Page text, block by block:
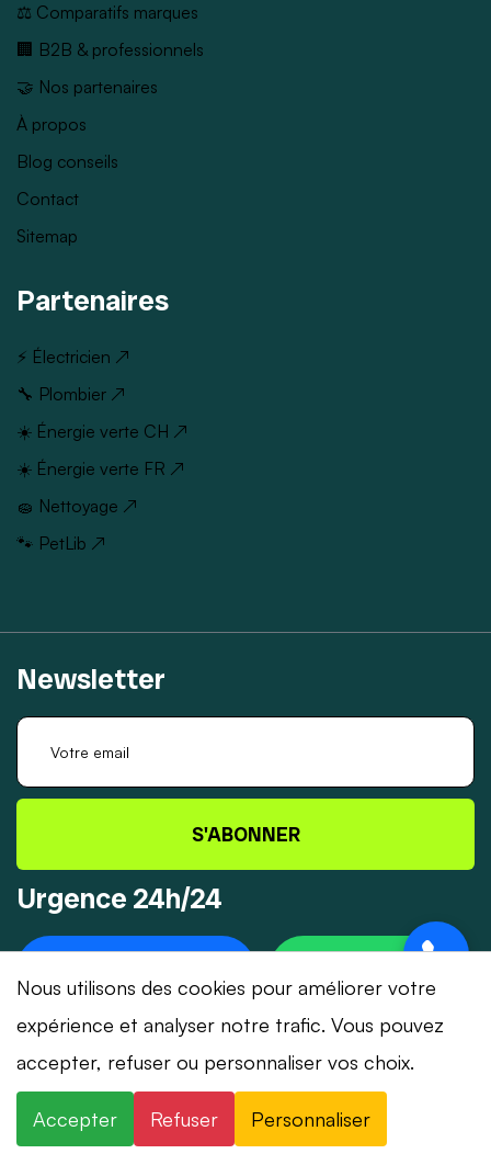
⚖️ Comparatifs marques
🏢 B2B & professionnels
🤝 Nos partenaires
À propos
Blog conseils
Contact
Sitemap
Partenaires
⚡ Électricien ↗
🔧 Plombier ↗
☀️ Énergie verte CH ↗
☀️ Énergie verte FR ↗
🧽 Nettoyage ↗
🐾 PetLib ↗
Newsletter
S'ABONNER
Urgence 24h/24
© 2026 Dépannage-Serrurier.ch - Tous droits
réservés | Suisse romande
Nous utilisons des cookies pour améliorer votre
expérience et analyser notre trafic. Vous pouvez
accepter, refuser ou personnaliser vos choix.
Accepter Refuser Personnaliser